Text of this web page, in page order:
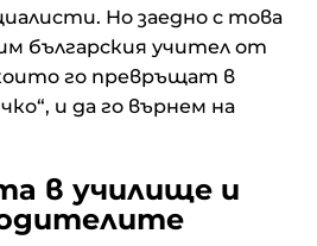
Но заедно с това
българския учител от
го превръщат в
и да го върнем на
в училище и